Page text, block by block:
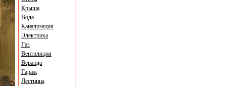
Крыша
Вода
Канализация
Электрика
Газ
Вентиляция
Веранда
Гараж
Лестница